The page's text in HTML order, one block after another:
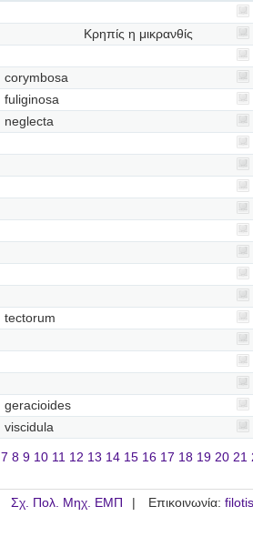
Κρηπίς η μικρανθίς
corymbosa
fuliginosa
neglecta
tectorum
geracioides
viscidula
7 8 9 10 11 12 13 14 15 16 17 18 19 20 21
Σχ. Πολ. Μηχ. ΕΜΠ Επικοινωνία: